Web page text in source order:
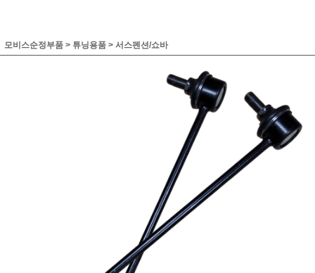
모비스순정부품 > 튜닝용품 > 서스펜션/쇼바